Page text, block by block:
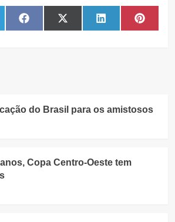
Share
on
FacebookShare
on
X
(Twitter)
Share
on
LinkedIn Share
on
do Brasil para os amistosos
Copa Centro-Oeste tem